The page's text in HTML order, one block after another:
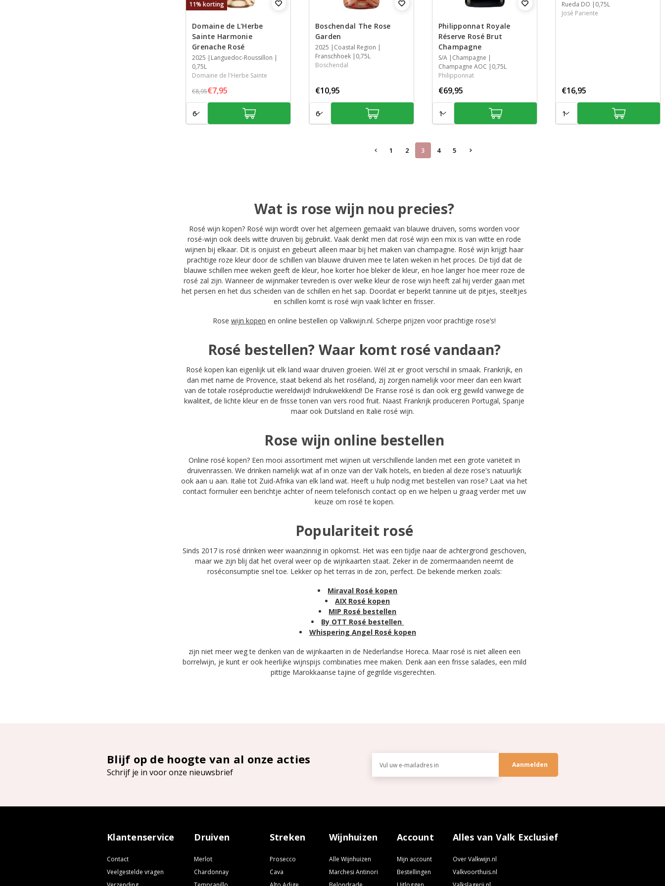
11% korting
Domaine de L'Herbe
Sainte Harmonie
Grenache Rosé
Jaar
2025
StreekLanguedoc-Roussillon
Inhoud
0,75L
Domaine de l'Herbe Sainte
€8,95€7,95
Boschendal The Rose
Garden
Jaar
2025
StreekCoastal Region
Streek
Franschhoek
Inhoud
0,75L
Boschendal
€10,95
Philipponnat Royale
Réserve Rosé Brut
Champagne
Jaar
S/A
StreekChampagne
Streek
Champagne AOC
Inhoud
0,75L
Philipponnat
€69,95
Rueda DO
0,75L
José Pariente
€16,95
1 2 3 4 5
Wat is rose wijn nou precies?
Rosé wijn kopen? Rosé wijn wordt over het algemeen gemaakt van blauwe druiven, soms worden voor
rosé-wijn ook deels witte druiven bij gebruikt. Vaak denkt men dat rosé wijn een mix is van witte en rode
wijnen bij elkaar. Dit is onjuist en gebeurt alleen maar bij het maken van champagne. Rosé wijn krijgt haar
prachtige roze kleur door de schillen van blauwe druiven mee te laten weken in het proces. De tijd dat de
blauwe schillen mee weken geeft de kleur, hoe korter hoe bleker de kleur, en hoe langer hoe meer roze de
rosé zal zijn. Wanneer de wijnmaker tevreden is over welke kleur de rose wijn heeft zal hij verder gaan met
het persen en het dus scheiden van de schillen en het sap. Doordat er beperkt tannine uit de pitjes, steeltjes
en schillen komt is rosé wijn vaak lichter en frisser.
Rose wijn kopen en online bestellen op Valkwijn.nl. Scherpe prijzen voor prachtige rose’s!
Rosé bestellen? Waar komt rosé vandaan?
Rosé kopen kan eigenlijk uit elk land waar druiven groeien. Wél zit er groot verschil in smaak. Frankrijk, en
dan met name de Provence, staat bekend als het roséland, zij zorgen namelijk voor meer dan een kwart
van de totale roséproductie wereldwijd! Indrukwekkend! De Franse rosé is dan ook erg gewild vanwege de
kwaliteit, de lichte kleur en de frisse tonen van vers rood fruit. Naast Frankrijk produceren Portugal, Spanje
maar ook Duitsland en Italië rosé wijn.
Rose wijn online bestellen
Online rosé kopen? Een mooi assortiment met wijnen uit verschillende landen met een grote variëteit in
druivenrassen. We drinken namelijk wat af in onze van der Valk hotels, en bieden al deze rose's natuurlijk
ook aan u aan. Italië tot Zuid-Afrika van elk land wat. Heeft u hulp nodig met bestellen van rose? Laat via het
contact formulier een berichtje achter of neem telefonisch contact op en we helpen u graag verder met uw
keuze om rosé te kopen.
Populariteit rosé
Sinds 2017 is rosé drinken weer waanzinnig in opkomst. Het was een tijdje naar de achtergrond geschoven,
maar we zijn blij dat het overal weer op de wijnkaarten staat. Zeker in de zomermaanden neemt de
roséconsumptie snel toe. Lekker op het terras in de zon, perfect. De bekende merken zoals:
Miraval Rosé kopen
AIX Rosé kopen
MIP Rosé bestellen
By OTT Rosé bestellen
Whispering Angel Rosé kopen
zijn niet meer weg te denken van de wijnkaarten in de Nederlandse Horeca. Maar rosé is niet alleen een
borrelwijn, je kunt er ook heerlijke wijnspijs combinaties mee maken. Denk aan een frisse salades, een mild
pittige Marokkaanse tajine of gegrilde visgerechten.
Blijf op de hoogte van al onze acties
Schrijf je in voor onze nieuwsbrief
mailadres
Klantenservice
Contact
Veelgestelde vragen
Druiven
Merlot
Chardonnay
Streken
Prosecco
Cava
Wijnhuizen
Alle Wijnhuizen
Marchesi Antinori
Account
Mijn account
Bestellingen
Alles van Valk Exclusief
Over Valkwijn.nl
Valkvoorthuis.nl